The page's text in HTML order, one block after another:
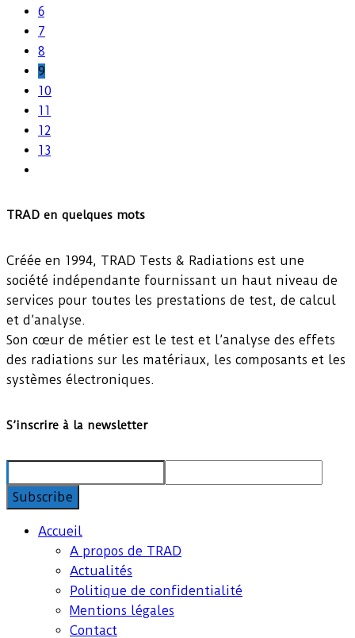
6
7
8
9
10
11
12
13
TRAD en quelques mots
Créée en 1994, TRAD Tests & Radiations est une
société indépendante fournissant un haut niveau de
services pour toutes les prestations de test, de calcul
et d’analyse.
Son cœur de métier est le test et l’analyse des effets
des radiations sur les matériaux, les composants et les
systèmes électroniques.
S’inscrire à la newsletter
Accueil
A propos de TRAD
Actualités
Politique de confidentialité
Mentions légales
Contact